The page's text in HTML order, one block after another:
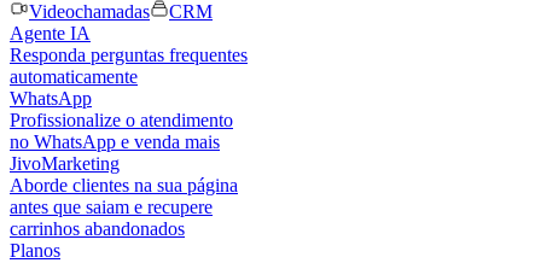
Videochamadas
CRM
Agente IA
Responda perguntas frequentes
automaticamente
WhatsApp
Profissionalize o atendimento
no WhatsApp e venda mais
JivoMarketing
Aborde clientes na sua página
antes que saiam e recupere
carrinhos abandonados
Planos